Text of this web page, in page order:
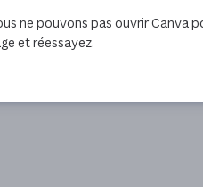
ne pouvons pas ouvrir Canva
et réessayez.